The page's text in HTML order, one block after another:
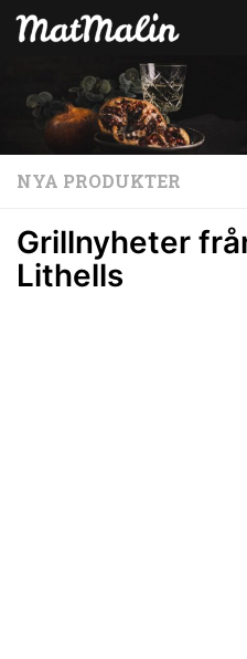
Hoppa till innehåll
NYA PRODUKTER
Grillnyheter
Lithells